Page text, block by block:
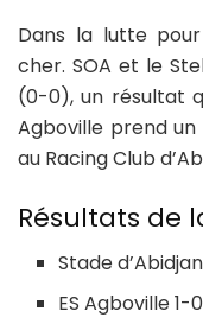
Dans la lutte
cher. SOA et le
(0-0), un résultat
Agboville prend
au Racing Club
Résultats de
Stade
ES Agboville 1-